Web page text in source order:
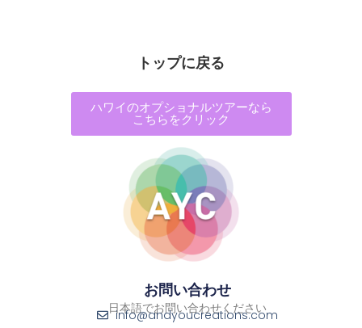
トップに戻る
ハワイのオプショナルツアーなら
こちらをクリック
お問い合わせ
日本語でお問い合わせください
info@andyoucreations.com